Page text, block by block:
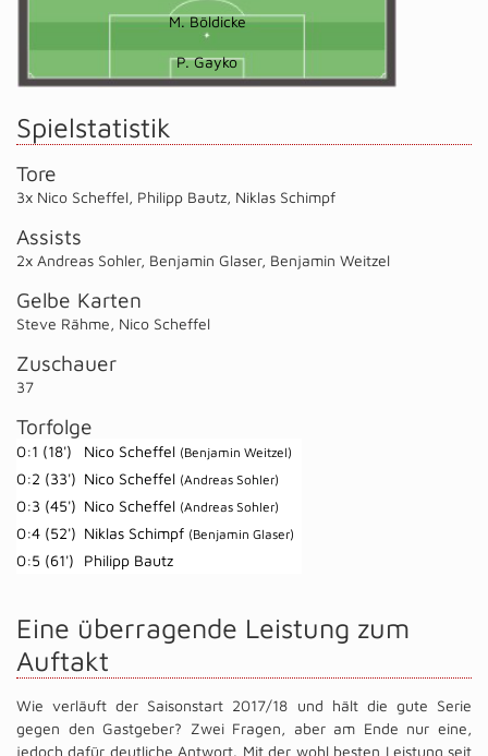
M. Böldicke
P. Gayko
Spielstatistik
Tore
3x Nico Scheffel, Philipp Bautz, Niklas Schimpf
Assists
2x Andreas Sohler, Benjamin Glaser, Benjamin Weitzel
Gelbe Karten
Steve Rähme, Nico Scheffel
Zuschauer
37
Torfolge
0:1 (18') Nico Scheffel (Benjamin Weitzel)
0:2 (33') Nico Scheffel (Andreas Sohler)
0:3 (45') Nico Scheffel (Andreas Sohler)
0:4 (52') Niklas Schimpf (Benjamin Glaser)
0:5 (61') Philipp Bautz
Eine überragende Leistung zum
Auftakt
Wie verläuft der Saisonstart 2017/18 und hält die gute Serie
gegen den Gastgeber? Zwei Fragen, aber am Ende nur eine,
jedoch dafür deutliche Antwort. Mit der wohl besten Leistung seit